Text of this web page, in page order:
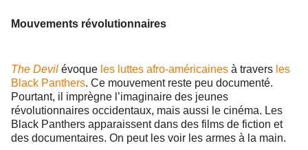
Mouvements révolutionnaires
The Devil évoque les luttes afro-américaines à travers les
Black Panthers. Ce mouvement reste peu documenté.
Pourtant, il imprègne l’imaginaire des jeunes
révolutionnaires occidentaux, mais aussi le cinéma. Les
Black Panthers apparaissent dans des films de fiction et
des documentaires. On peut les voir les armes à la main.